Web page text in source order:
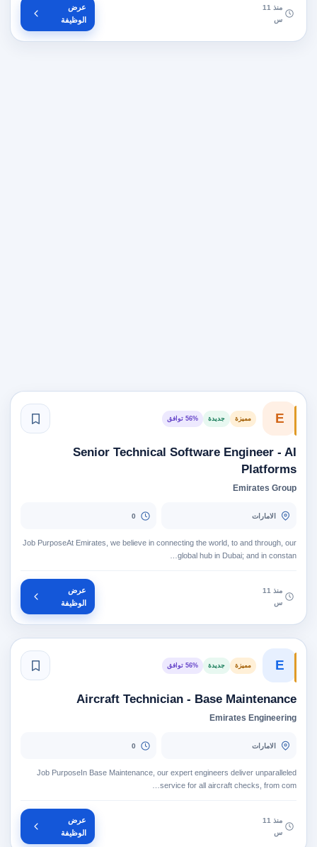
منذ 11
س
عرض
الوظيفة
E مميزة جديدة 56% توافق
Senior Technical Software Engineer - AI
Platforms
Emirates Group
الامارات 0
Job PurposeAt Emirates, we believe in connecting the world, to and through, our
global hub in Dubai; and in constan…
منذ 11
س
عرض
الوظيفة
E مميزة جديدة 56% توافق
Aircraft Technician - Base Maintenance
Emirates Engineering
الامارات 0
Job PurposeIn Base Maintenance, our expert engineers deliver unparalleled
service for all aircraft checks, from com…
منذ 11
س
عرض
الوظيفة